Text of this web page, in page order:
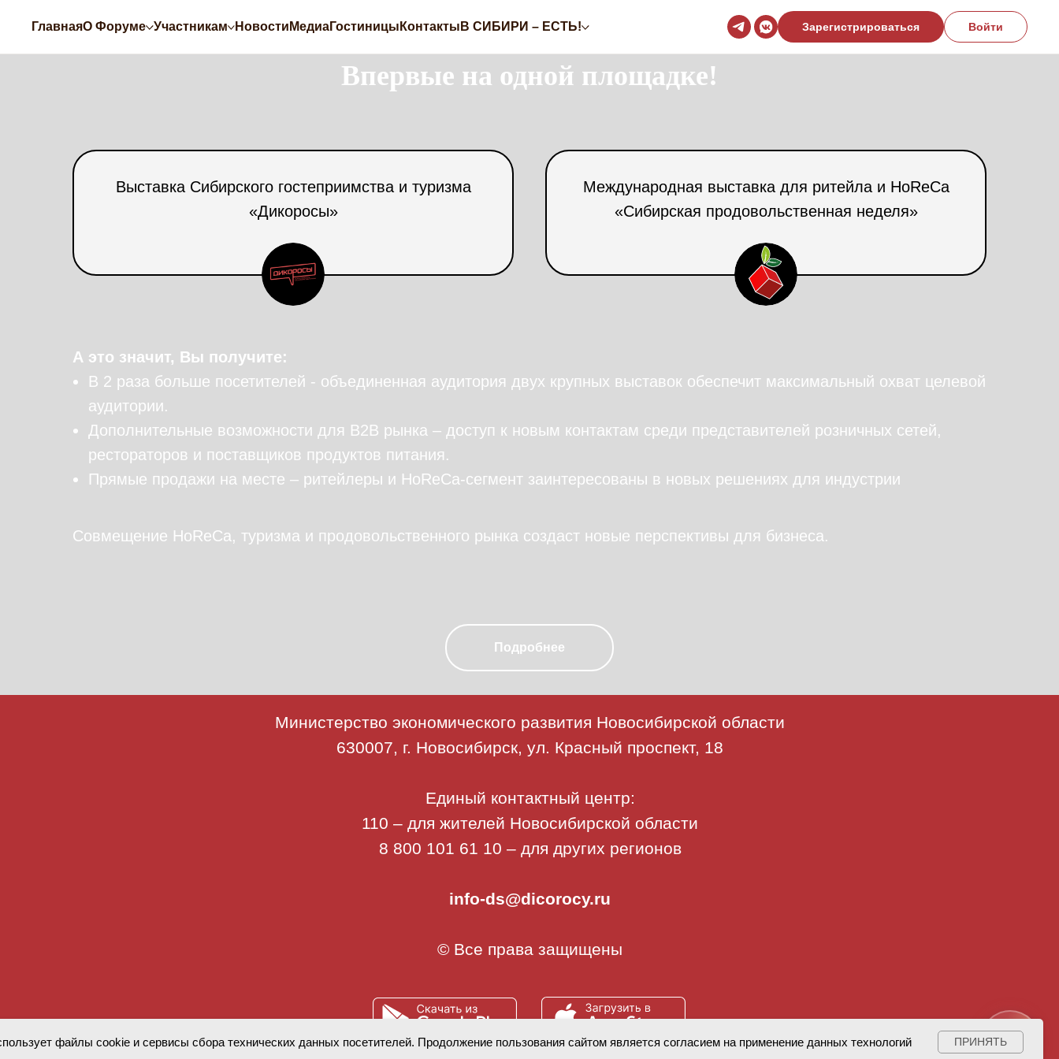
ГлавнаяО Форуме Участникам Новости МедиаГостиницы Контакты В СИБИРИ – ЕСТЬ! Зарегистрироваться Войти
файлы cookie и сервисы сбора технических данных посетителей. Продолжение пользования сайтом является согласием на применение данных технологий ПРИНЯТЬ
Впервые на одной площадке!
Выставка Сибирского гостеприимства и туризма
«Дикоросы»
Международная выставка для ритейла и HoReCa
«Сибирская продовольственная неделя»
А это значит, Вы получите:
В 2 раза больше посетителей - объединенная аудитория двух крупных выставок обеспечит максимальный охват целевой
аудитории.
Дополнительные возможности для B2B рынка – доступ к новым контактам среди представителей розничных сетей,
рестораторов и поставщиков продуктов питания.
Прямые продажи на месте – ритейлеры и HoReCa-сегмент заинтересованы в новых решениях для индустрии
Совмещение HoReCa, туризма и продовольственного рынка создаст новые перспективы для бизнеса.
Подробнее
Министерство экономического развития Новосибирской области
630007, г. Новосибирск, ул. Красный проспект, 18
Единый контактный центр:
110 – для жителей Новосибирской области
8 800 101 61 10 – для других регионов
info-ds@dicorocy.ru
© Все права защищены